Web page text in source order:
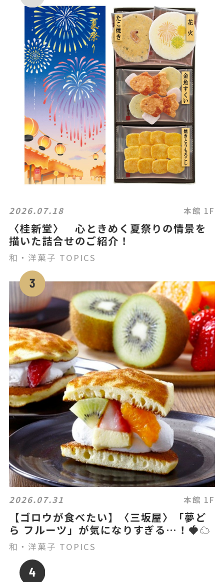
2026.07.18 本館 1F
〈桂新堂〉 心ときめく夏祭りの情景を
描いた詰合せのご紹介！
和・洋菓子 TOPICS
2026.07.31 本館 1F
【ゴロウが食べたい】〈三坂屋〉「夢ど
ら フルーツ」が気になりすぎる…！🍓☁️
和・洋菓子 TOPICS